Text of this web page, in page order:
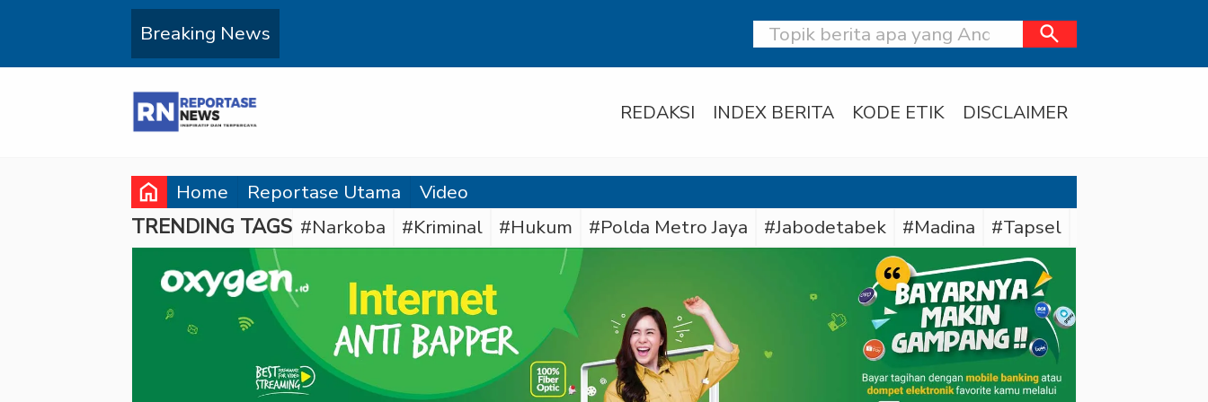
Breaking News search
REDAKSI INDEX BERITA KODE ETIK DISCLAIMER
home Home Reportase Utama Video
TRENDING TAGS #Narkoba #Kriminal #Hukum #Polda Metro Jaya #Jabodetabek #Madina #Tapsel